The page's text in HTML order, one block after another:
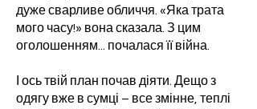
дуже сварливе обличчя. «Яка трата
мого часу!» вона сказала. З цим
оголошенням... почалася її війна.
І ось твій план почав діяти. Дещо з
одягу вже в сумці – все змінне, теплі